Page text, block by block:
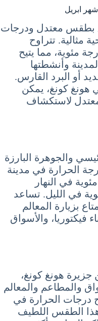
ابريل
بطقس معتدل ودرجات
مثالية. تتراوح
الحرارة بين 20 إلى 25 درجة مئوية، مما يتيح
وأنشطتها
أو البرد القارس.
هونغ كونغ، يمكن
لاستكشاف
والجوهرة البارزة
الحرارة في مدينة
حوالي 23 درجة مئوية في النهار
18 درجة مئوية في الليل. تساعد
بزيارة المعالم
فيكتوريا، والأسواق
جزيرة هونغ كونغ،
والمطاعم والمعالم
درجات الحرارة في
مئوية. هذا الطقس اللطيف